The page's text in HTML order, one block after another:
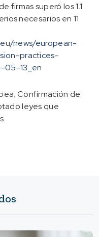
firmas superó los 1.1
necesarios en 11
news/european-
practices-
05-13_en
Confirmación de
leyes que